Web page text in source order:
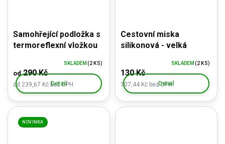
Samohřející podložka s
termoreflexní vložkou
od 239,67 Kč bez DPH
od290 Kč
SKLADEM (2 KS)
Detail
Cestovní miska
silikonová - velká
107,44 Kč bez DPH
130 Kč
SKLADEM (2 KS)
Detail
NOVINKA